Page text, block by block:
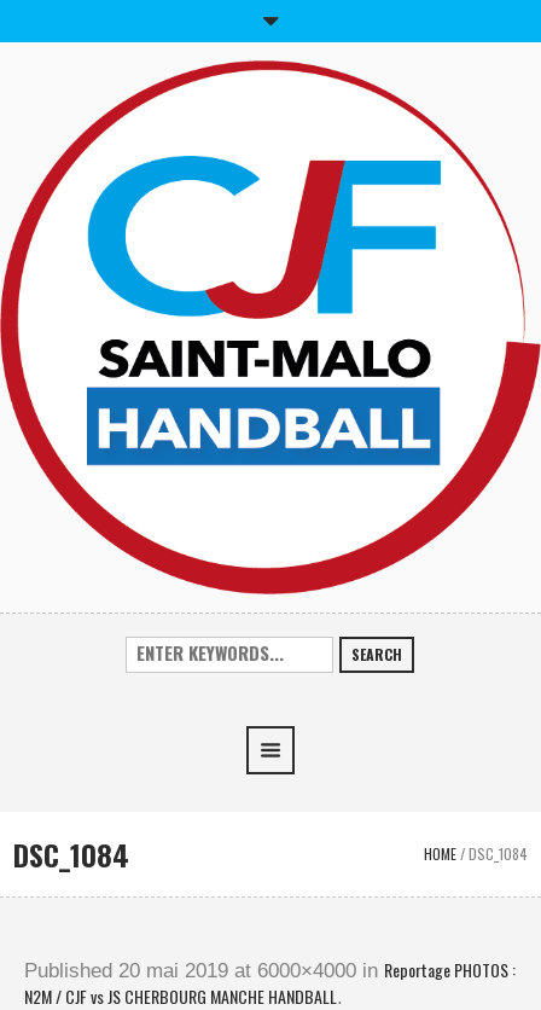
SEARCH
DSC_1084 HOME/DSC_1084
Published 20 mai 2019 at 6000×4000 in Reportage PHOTOS :
N2M / CJF vs JS CHERBOURG MANCHE HANDBALL .